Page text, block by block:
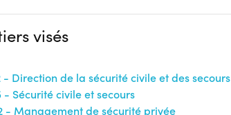
visés
- Direction de la sécurité civile et des secours
- Sécurité civile et secours
- Management de sécurité privée